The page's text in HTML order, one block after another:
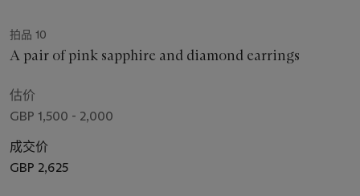
拍品 10
A pair of pink sapphire and diamond earrings
估价
GBP 1,500 - 2,000
成交价
GBP 2,625